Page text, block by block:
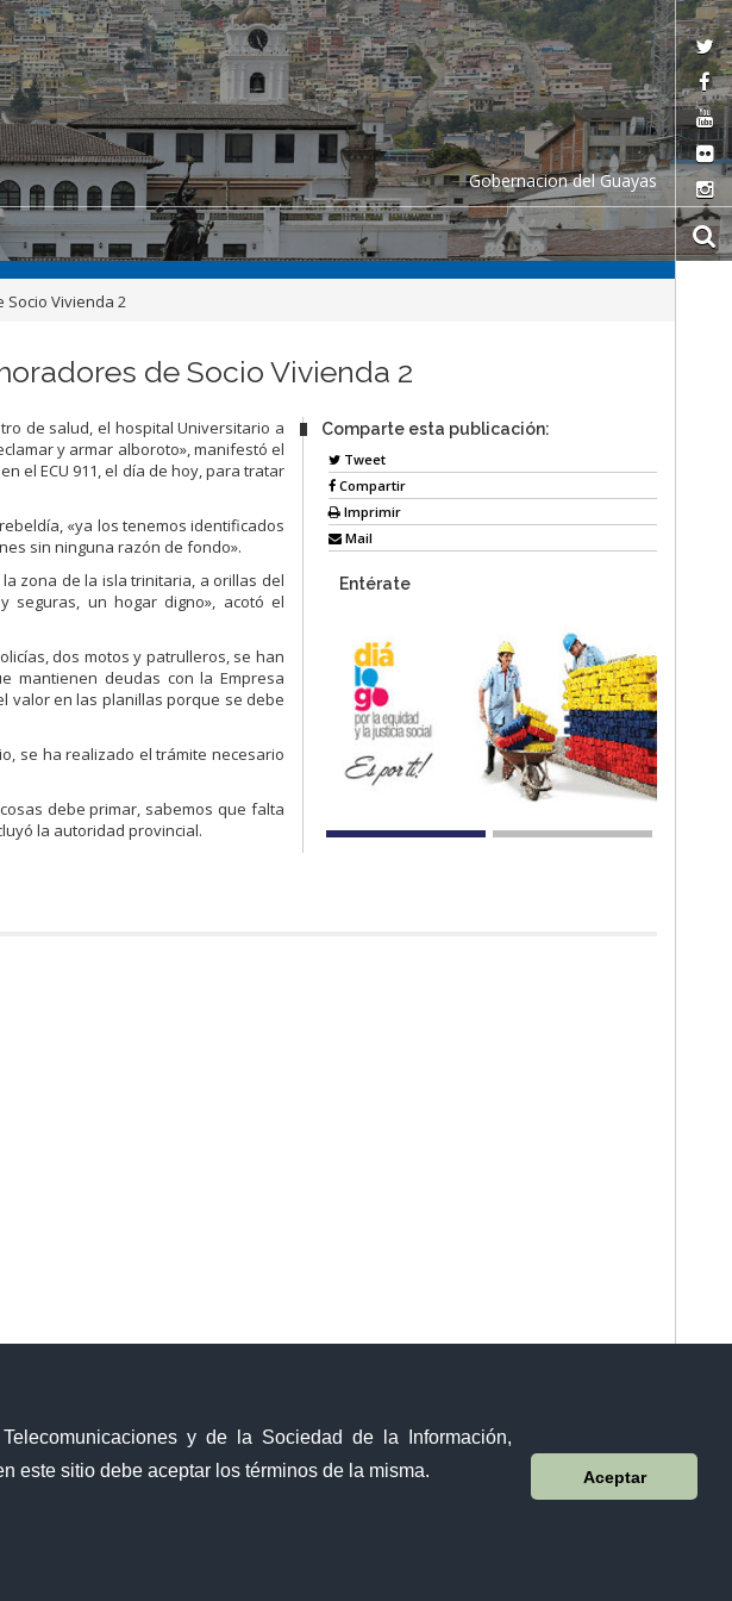
y de la Sociedad de la Información,
este sitio debe aceptar los términos de la misma.
Aceptar
Gobernacion del Guayas
Vivienda 2
de Socio Vivienda 2
de salud, el hospital Universitario a
y armar alboroto», manifestó el
el ECU 911, el día de hoy, para tratar
«ya los tenemos identificados
sin ninguna razón de fondo».
zona de la isla trinitaria, a orillas del
seguras, un hogar digno», acotó el
dos motos y patrulleros, se han
mantienen deudas con la Empresa
valor en las planillas porque se debe
se ha realizado el trámite necesario
debe primar, sabemos que falta
la autoridad provincial.
Comparte esta publicación:
Tweet
Compartir
Imprimir
Mail
Entérate
Contacto ciudadano